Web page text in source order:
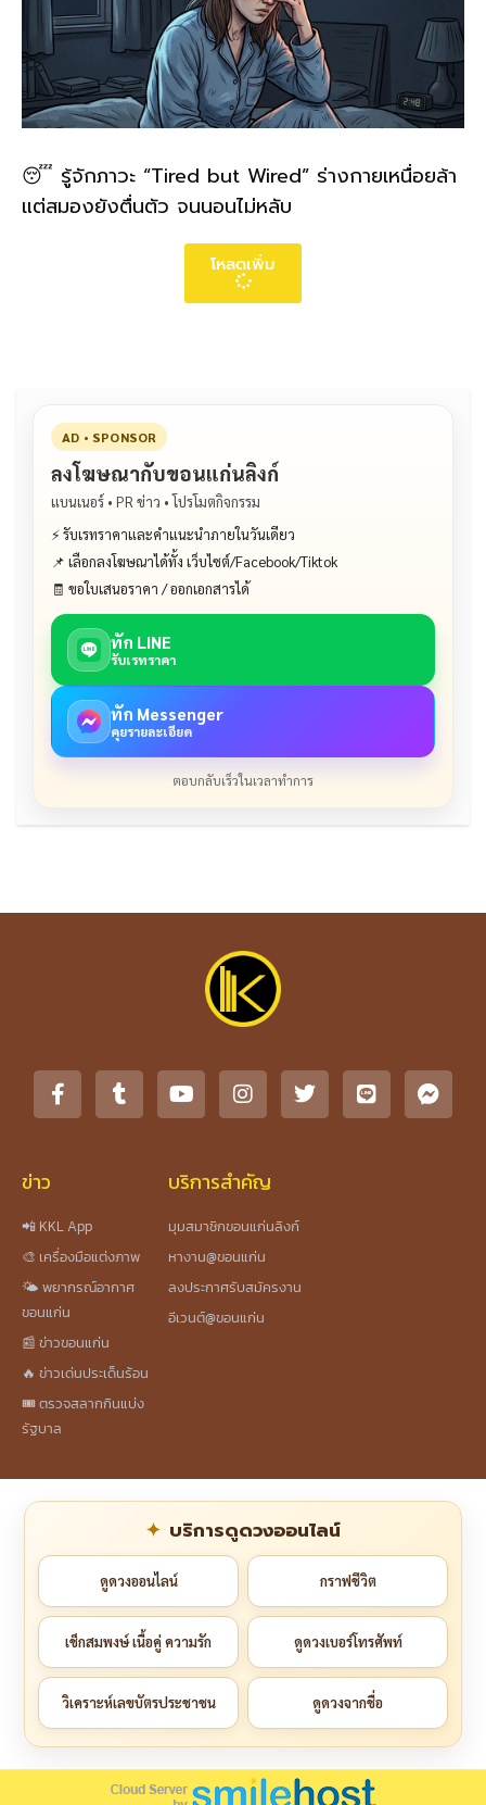
😴 รู้จักภาวะ “Tired but Wired” ร่างกายเหนื่อยล้า
แต่สมองยังตื่นตัว จนนอนไม่หลับ
โหลดเพิ่ม
AD • SPONSOR
ลงโฆษณากับขอนแก่นลิงก์
แบนเนอร์ • PR ข่าว • โปรโมตกิจกรรม
⚡ รับเรทราคาและคำแนะนำภายในวันเดียว
📌 เลือกลงโฆษณาได้ทั้ง เว็บไซต์/Facebook/Tiktok
🧾 ขอใบเสนอราคา / ออกเอกสารได้
ทัก LINE
รับเรทราคา
ทัก Messenger
คุยรายละเอียด
ตอบกลับเร็วในเวลาทำการ
ข่าว
📲 KKL App
🎨 เครื่องมือแต่งภาพ
🌤️ พยากรณ์อากาศ
ขอนแก่น
📰 ข่าวขอนแก่น
🔥 ข่าวเด่นประเด็นร้อน
🎟️ ตรวจสลากกินแบ่ง
รัฐบาล
บริการสำคัญ
มุมสมาชิกขอนแก่นลิงก์
หางาน@ขอนแก่น
ลงประกาศรับสมัครงาน
อีเวนต์@ขอนแก่น
บริการดูดวงออนไลน์
ดูดวงออนไลน์ กราฟชีวิต
เช็กสมพงษ์ เนื้อคู่ ความรัก ดูดวงเบอร์โทรศัพท์
วิเคราะห์เลขบัตรประชาชน ดูดวงจากชื่อ